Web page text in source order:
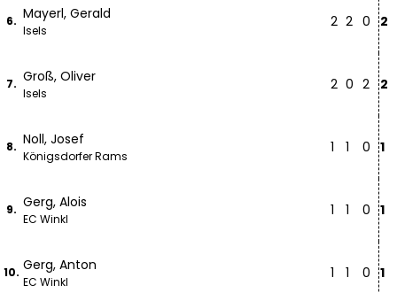
6. Mayerl, Gerald
Isels
2 2 0 2
7. Groß, Oliver
Isels
2 0 2 2
8. Noll, Josef
Königsdorfer Rams
1 1 0 1
9. Gerg, Alois
EC Winkl
1 1 0 1
10. Gerg, Anton
EC Winkl
1 1 0 1